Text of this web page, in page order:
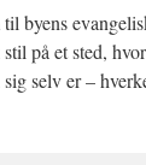
byens
på et sted,
selv er –